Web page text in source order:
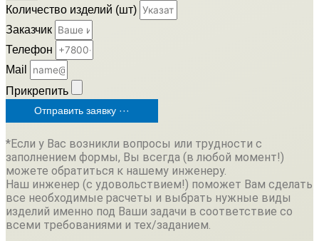
Количество изделий (шт)
Заказчик
Телефон
Mail
Прикрепить
Отправить заявку ···
*Если у Вас возникли вопросы или трудности с
заполнением формы, Вы всегда (в любой момент!)
можете обратиться к нашему инженеру.
Наш инженер (с удовольствием!) поможет Вам сделать
все необходимые расчеты и выбрать нужные виды
изделий именно под Ваши задачи в соответствие со
всеми требованиями и тех/заданием.